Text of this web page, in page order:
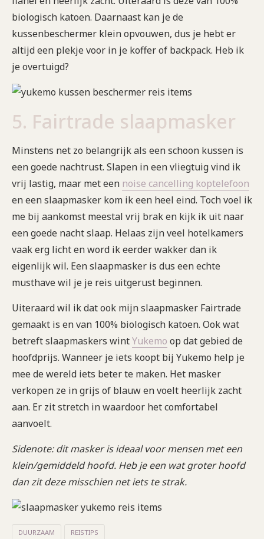
biologisch katoen. Daarnaast kan je de
kussenbeschermer klein opvouwen, dus je hebt er
altijd een plekje voor in je koffer of backpack. Heb ik
je overtuigd?
5. Fairtrade slaapmasker
Minstens net zo belangrijk als een schoon kussen is
een goede nachtrust. Slapen in een vliegtuig vind ik
vrij lastig, maar met een noise cancelling koptelefoon
en een slaapmasker kom ik een heel eind. Toch voel ik
me bij aankomst meestal vrij brak en kijk ik uit naar
een goede nacht slaap. Helaas zijn veel hotelkamers
vaak erg licht en word ik eerder wakker dan ik
eigenlijk wil. Een slaapmasker is dus een echte
musthave wil je je reis uitgerust beginnen.
Uiteraard wil ik dat ook mijn slaapmasker Fairtrade
gemaakt is en van 100% biologisch katoen. Ook wat
betreft slaapmaskers wintYukemo op dat gebied de
hoofdprijs. Wanneer je iets koopt bij Yukemo help je
mee de wereld iets beter te maken. Het masker
verkopen ze in grijs of blauw en voelt heerlijk zacht
aan. Er zit stretch in waardoor het comfortabel
aanvoelt.
Sidenote: dit masker is ideaal voor mensen met een
klein/gemiddeld hoofd. Heb je een wat groter hoofd
dan zit deze misschien net iets te strak.
DUURZAAM REISTIPS